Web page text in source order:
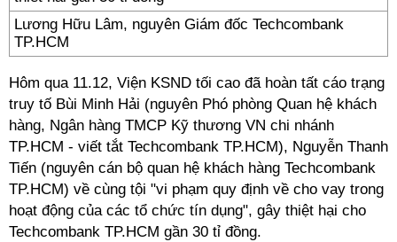
Lương Hữu Lâm, nguyên Giám đốc Techcombank
TP.HCM
Hôm qua 11.12, Viện KSND tối cao đã hoàn tất cáo trạng
truy tố Bùi Minh Hải (nguyên Phó phòng Quan hệ khách
hàng, Ngân hàng TMCP Kỹ thương VN chi nhánh
TP.HCM - viết tắt Techcombank TP.HCM), Nguyễn Thanh
Tiến (nguyên cán bộ quan hệ khách hàng Techcombank
TP.HCM) về cùng tội "vi phạm quy định về cho vay trong
hoạt động của các tổ chức tín dụng", gây thiệt hại cho
Techcombank TP.HCM gần 30 tỉ đồng.